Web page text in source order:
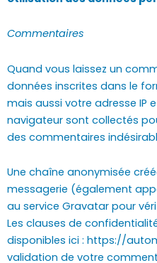
Commentaires
Quand vous laissez un
données inscrites dans le
mais aussi votre adresse IP
navigateur sont collectés
des commentaires
Une chaîne anonymisée
messagerie (également
au service Gravatar pour
Les clauses de
disponibles ici : https://
validation de votre